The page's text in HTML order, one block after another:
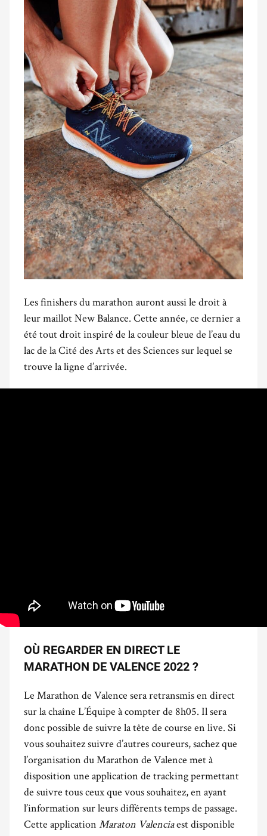
Les finishers du marathon auront aussi le droit à
leur maillot New Balance. Cette année, ce dernier a
été tout droit inspiré de la couleur bleue de l’eau du
lac de la Cité des Arts et des Sciences sur lequel se
trouve la ligne d’arrivée.
OÙ REGARDER EN DIRECT LE
MARATHON DE VALENCE 2022 ?
Le Marathon de Valence sera retransmis en direct
sur la chaîne L’Équipe à compter de 8h05. Il sera
donc possible de suivre la tête de course en live. Si
vous souhaitez suivre d’autres coureurs, sachez que
l’organisation du Marathon de Valence met à
disposition une application de tracking permettant
de suivre tous ceux que vous souhaitez, en ayant
l’information sur leurs différents temps de passage.
Cette application Maraton Valenciaest disponible